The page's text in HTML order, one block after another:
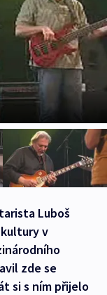
Luboš
v
zde se
si s ním přijelo